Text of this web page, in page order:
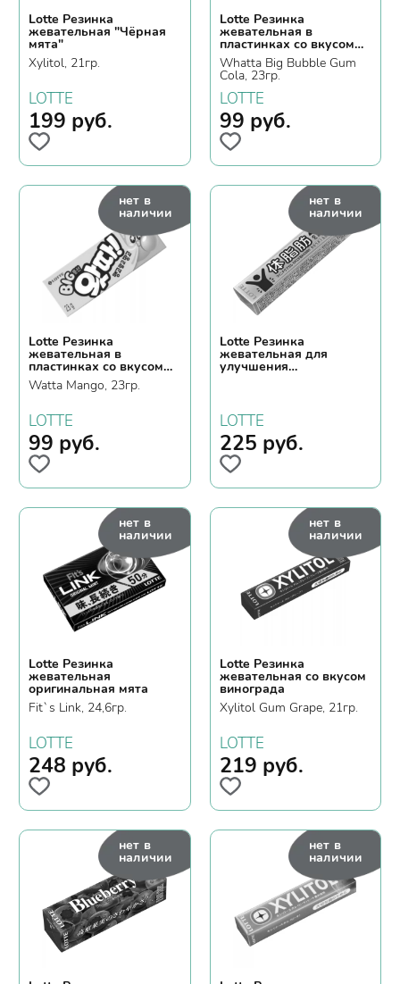
Lotte Резинка
жевательная "Чёрная
мята"
Xylitol, 21гр.
LOTTE
199 руб.
Lotte Резинка
жевательная в
пластинках со вкусом
колы
Whatta Big Bubble Gum
Cola, 23гр.
LOTTE
99 руб.
нет в
наличии
Lotte Резинка
жевательная в
пластинках со вкусом
манго
Watta Mango, 23гр.
LOTTE
99 руб.
нет в
наличии
Lotte Резинка
жевательная для
улучшения
пищеварения Фитнес
LOTTE
225 руб.
нет в
наличии
Lotte Резинка
жевательная
оригинальная мята
Fit`s Link, 24,6гр.
LOTTE
248 руб.
нет в
наличии
Lotte Резинка
жевательная со вкусом
винограда
Xylitol Gum Grape, 21гр.
LOTTE
219 руб.
нет в
наличии
нет в
наличии